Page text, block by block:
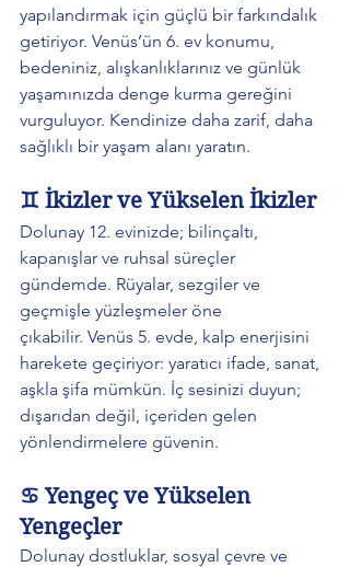
yapılandırmak için güçlü bir farkındalık
getiriyor. Venüs’ün 6. ev konumu,
bedeniniz, alışkanlıklarınız ve günlük
yaşamınızda denge kurma gereğini
vurguluyor. Kendinize daha zarif, daha
sağlıklı bir yaşam alanı yaratın.
♊ İkizler ve Yükselen İkizler
Dolunay 12. evinizde; bilinçaltı,
kapanışlar ve ruhsal süreçler
gündemde. Rüyalar, sezgiler ve
geçmişle yüzleşmeler öne
çıkabilir. Venüs 5. evde, kalp enerjisini
harekete geçiriyor: yaratıcı ifade, sanat,
aşkla şifa mümkün. İç sesinizi duyun;
dışarıdan değil, içeriden gelen
yönlendirmelere güvenin.
♋ Yengeç ve Yükselen
Yengeçler
Dolunay dostluklar, sosyal çevre ve